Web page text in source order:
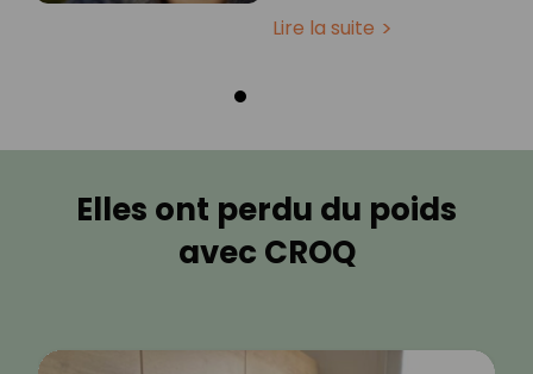
Lire la suite
Elles ont perdu du poids
avec CROQ